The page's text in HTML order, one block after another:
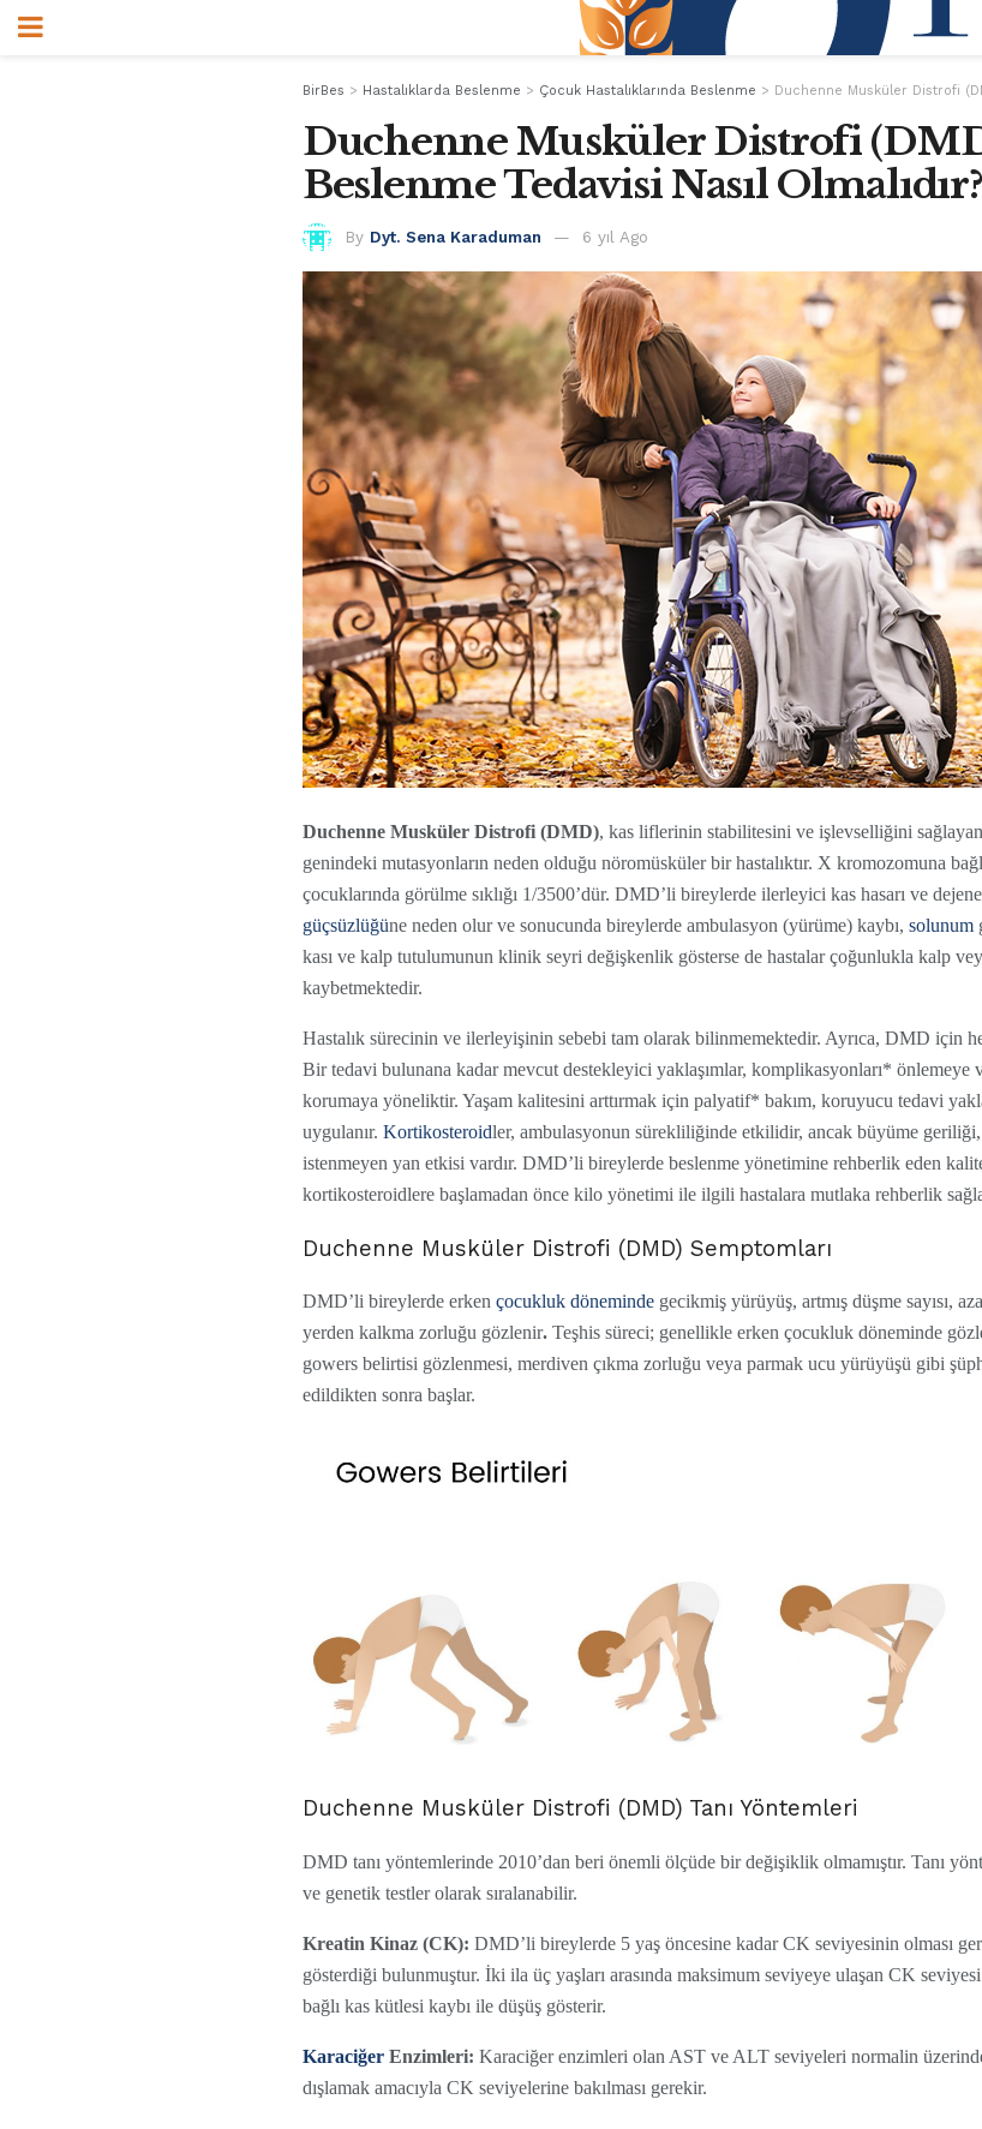
BirBes > Hastalıklarda Beslenme > Çocuk Hastalıklarında Beslenme > Duchenne Musküler Distrofi
Duchenne Musküler Distrofi
Beslenme Tedavisi Nasıl Olmalıdır?
By Dyt. Sena Karaduman 6 yıl Ago
Duchenne Musküler Distrofi (DMD), kas liflerinin stabilitesini ve işlevselliğini
genindeki mutasyonların neden olduğu nöromüsküler bir hastalıktır. X kromozomuna
çocuklarında görülme sıklığı 1/3500’dür. DMD’li bireylerde ilerleyici kas hasarı ve
güçsüzlüğüne neden olur ve sonucunda bireylerde ambulasyon (yürüme) kaybı, solunum
kası ve kalp tutulumunun klinik seyri değişkenlik gösterse de hastalar çoğunlukla kalp
kaybetmektedir.
Hastalık sürecinin ve ilerleyişinin sebebi tam olarak bilinmemektedir. Ayrıca, DMD için
Bir tedavi bulunana kadar mevcut destekleyici yaklaşımlar, komplikasyonları* önlemeye
korumaya yöneliktir. Yaşam kalitesini arttırmak için palyatif* bakım, koruyucu tedavi
uygulanır. Kortikosteroidler, ambulasyonun sürekliliğinde etkilidir, ancak büyüme geriliği,
istenmeyen yan etkisi vardır. DMD’li bireylerde beslenme yönetimine rehberlik eden
kortikosteroidlere başlamadan önce kilo yönetimi ile ilgili hastalara mutlaka rehberlik
Duchenne Musküler Distrofi (DMD) Semptomları
DMD’li bireylerde erken çocukluk döneminde gecikmiş yürüyüş, artmış düşme sayısı,
yerden kalkma zorluğu gözlenir. Teşhis süreci; genellikle erken çocukluk döneminde
gowers belirtisi gözlenmesi, merdiven çıkma zorluğu veya parmak ucu yürüyüşü gibi
edildikten sonra başlar.
Duchenne Musküler Distrofi (DMD) Tanı Yöntemleri
DMD tanı yöntemlerinde 2010’dan beri önemli ölçüde bir değişiklik olmamıştır. Tanı
ve genetik testler olarak sıralanabilir.
Kreatin Kinaz (CK): DMD’li bireylerde 5 yaş öncesine kadar CK seviyesinin olması
gösterdiği bulunmuştur. İki ila üç yaşları arasında maksimum seviyeye ulaşan CK
bağlı kas kütlesi kaybı ile düşüş gösterir.
Karaciğer Enzimleri: Karaciğer enzimleri olan AST ve ALT seviyeleri normalin
dışlamak amacıyla CK seviyelerine bakılması gerekir.